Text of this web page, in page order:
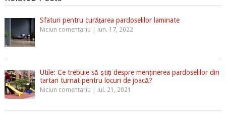
Sfaturi pentru curățarea pardoselilor laminate
Niciun comentariu iun. 17, 2022
Utile: Ce trebuie să știți despre menținerea pardoselilor din
tartan turnat pentru locuri de joacă?
Niciun comentariu iul. 21, 2021